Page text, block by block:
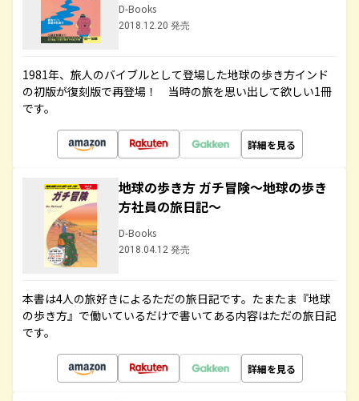
D-Books
2018.12.20 発売
1981年、旅人のバイブルとして登場した地球の歩き方インド
の初版が復刻版で再登場！ 当時の旅を思い出して欲しい1冊
です。
詳細を見る
地球の歩き方 ガチ冒険～地球の歩き
方社員の旅日記～
D-Books
2018.04.12 発売
本書は4人の旅好きによるただの旅日記です。たまたま『地球
の歩き方』で働いているだけで書いてある内容はただの旅日記
です。
詳細を見る